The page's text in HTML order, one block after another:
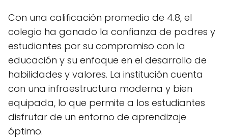
Con una calificación promedio de 4.8, el
colegio ha ganado la confianza de padres y
estudiantes por su compromiso con la
educación y su enfoque en el desarrollo de
habilidades y valores. La institución cuenta
con una infraestructura moderna y bien
equipada, lo que permite a los estudiantes
disfrutar de un entorno de aprendizaje
óptimo.